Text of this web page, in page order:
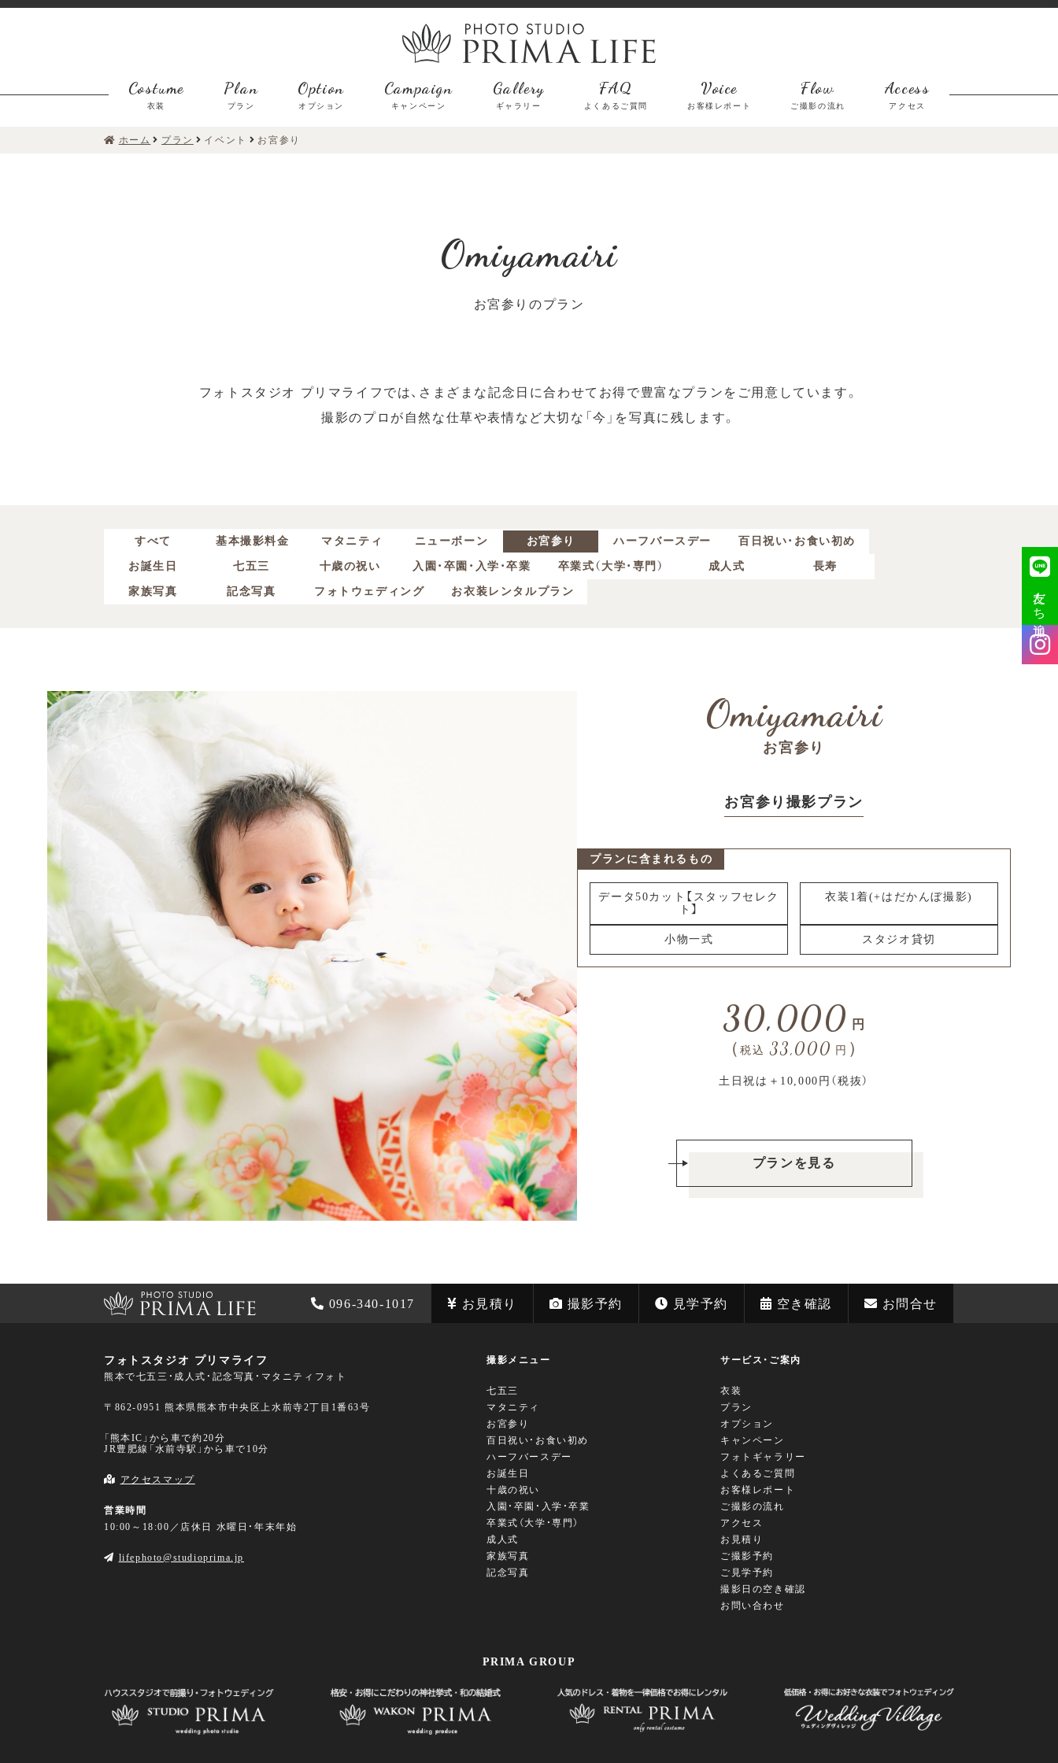
Costume
衣装
Plan
プラン
Option
オプション
Campaign
キャンペーン
Gallery
ギャラリー
FAQ
よくあるご質問
Voice
お客様レポート
Flow
ご撮影の流れ
Access
アクセス
ホーム プラン イベント お宮参り
お宮参りのプラン
フォトスタジオ プリマライフでは、さまざまな記念日に合わせてお得で豊富なプランをご用意しています。
撮影のプロが自然な仕草や表情など大切な「今」を写真に残します。
すべて 基本撮影料金 マタニティ ニューボーン お宮参り ハーフバースデー 百日祝い・お食い初め
お誕生日 七五三 十歳の祝い 入園・卒園・入学・卒業 卒業式（大学・専門） 成人式 長寿
家族写真 記念写真 フォトウェディング お衣装レンタルプラン
お宮参り
お宮参り撮影プラン
プランに含まれるもの
データ50カット【スタッフセレク
ト】
衣装1着(+はだかんぼ撮影)
小物一式 スタジオ貸切
30,000 円
（税込 33,000 円 ）
土日祝は＋10,000円（税抜）
プランを見る
096-340-1017 お見積り 撮影予約 見学予約 空き確認 お問合せ
フォトスタジオ プリマライフ
熊本で七五三・成人式・記念写真・マタニティフォト
〒862-0951 熊本県熊本市中央区上水前寺2丁目1番63号
「熊本IC」から車で約20分
JR豊肥線「水前寺駅」から車で10分
アクセスマップ
営業時間
10:00～18:00／店休日 水曜日・年末年始
lifephoto@studioprima.jp
撮影メニュー
七五三
マタニティ
お宮参り
百日祝い・お食い初め
ハーフバースデー
お誕生日
十歳の祝い
入園・卒園・入学・卒業
卒業式（大学・専門）
成人式
家族写真
記念写真
サービス・ご案内
衣装
プラン
オプション
キャンペーン
フォトギャラリー
よくあるご質問
お客様レポート
ご撮影の流れ
アクセス
お見積り
ご撮影予約
ご見学予約
撮影日の空き確認
お問い合わせ
PRIMA GROUP
友だち追加